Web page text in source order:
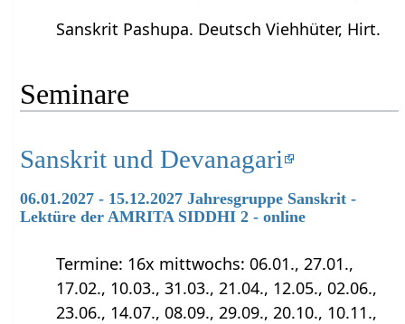
Sanskrit Pashupa. Deutsch Viehhüter, Hirt.
Seminare
Sanskrit und Devanagari
06.01.2027 - 15.12.2027 Jahresgruppe Sanskrit -
Lektüre der AMRITA SIDDHI 2 - online
Termine: 16x mittwochs: 06.01., 27.01.,
17.02., 10.03., 31.03., 21.04., 12.05., 02.06.,
23.06., 14.07., 08.09., 29.09., 20.10., 10.11.,